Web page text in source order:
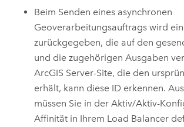
Beim Senden eines asynchronen
Geoverarbeitungsauftrags wird
zurückgegeben, die auf den
und die zugehörigen Ausgaben
ArcGIS Server-Site, die den
erhält, kann diese ID erkennen.
müssen Sie in der Aktiv/Aktiv-
Affinität in Ihrem Load Balancer